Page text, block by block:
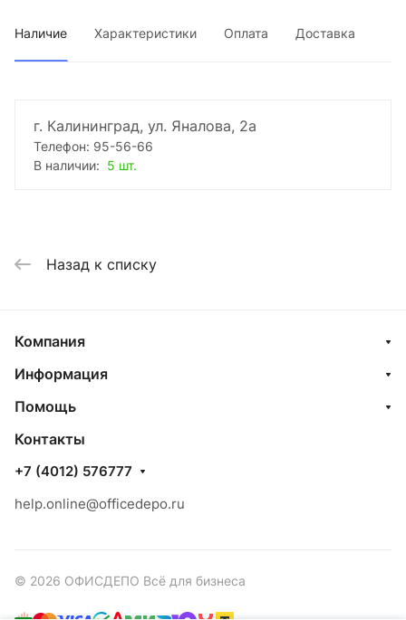
Наличие Характеристики Оплата Доставка
г. Калининград, ул. Яналова, 2а
Телефон: 95-56-66
В наличии: 5 шт.
Назад к списку
Компания
Информация
Помощь
Контакты
+7 (4012) 576777
help.online@officedepo.ru
© 2026 ОФИСДЕПО Всё для бизнеса